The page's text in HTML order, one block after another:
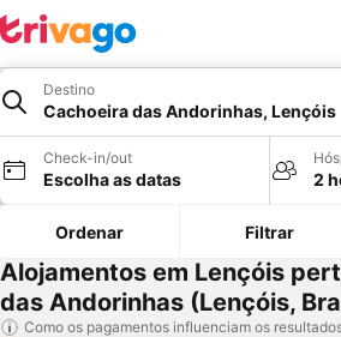
Destino
Cachoeira das Andorinhas, Lençóis
Check-in/out
Escolha as datas 2
Ordenar Filtrar
Alojamentos em Lençóis
das Andorinhas (Lençóis,
Como os pagamentos influenciam os